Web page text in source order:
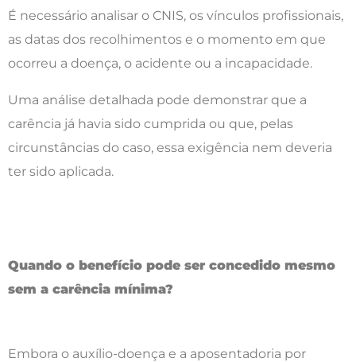
É necessário analisar o CNIS, os vínculos profissionais,
as datas dos recolhimentos e o momento em que
ocorreu a doença, o acidente ou a incapacidade.
Uma análise detalhada pode demonstrar que a
carência já havia sido cumprida ou que, pelas
circunstâncias do caso, essa exigência nem deveria
ter sido aplicada.
Quando o benefício pode ser concedido mesmo
sem a carência mínima?
Embora o auxílio-doença e a aposentadoria por